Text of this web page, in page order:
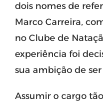
dois nomes de
Marco Carreira,
no Clube de
experiência foi
sua ambição de
Assumir o cargo